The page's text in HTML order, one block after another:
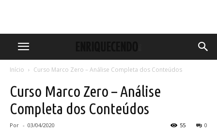
Início Curso Marco Zero – Análise Completa dos Conteúdos
Curso Marco Zero – Análise
Completa dos Conteúdos
Por - 03/04/2020 0
55